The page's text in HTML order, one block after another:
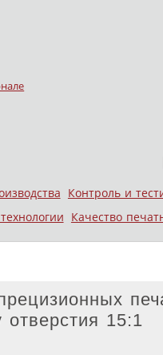
Контроль и
Качество
15:1